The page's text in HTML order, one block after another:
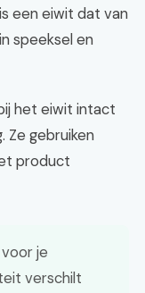
een eiwit dat van
speeksel en
het eiwit intact
Ze gebruiken
product
je
verschilt